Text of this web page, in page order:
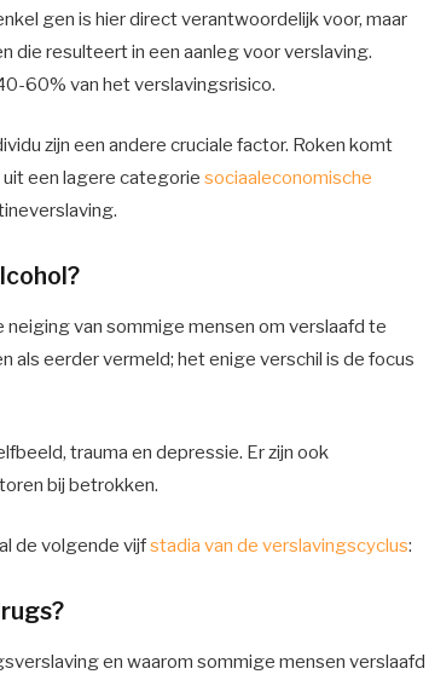
gen is hier direct verantwoordelijk voor, maar
die resulteert in een aanleg voor verslaving.
60% van het verslavingsrisico.
zijn een andere cruciale factor. Roken komt
uit een lagere categoriesociaaleconomische
neiging van sommige mensen om verslaafd te
als eerder vermeld; het enige verschil is de focus
trauma en depressie. Er zijn ook
bij betrokken.
de volgende vijfstadia van de verslavingscyclus:
en waarom sommige mensen verslaafd